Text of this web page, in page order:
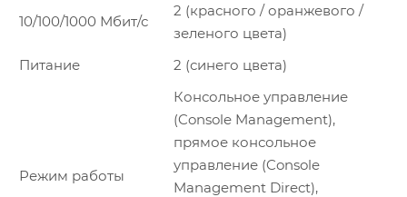
10/100/1000 Мбит/с
2 (красного / оранжевого /
зеленого цвета)
Питание
2 (синего цвета)
Режим работы
Консольное управление
(Console Management),
прямое консольное
управление (Console
Management Direct),